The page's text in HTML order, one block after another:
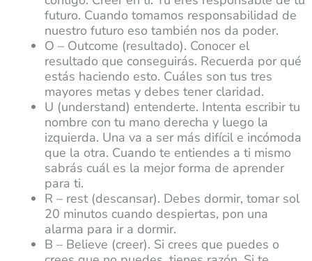
futuro. Cuando tomamos responsabilidad de
nuestro futuro eso también nos da poder.
O – Outcome (resultado). Conocer el
resultado que conseguirás. Recuerda por qué
estás haciendo esto. Cuáles son tus tres
mayores metas y debes tener claridad.
U (understand) entenderte. Intenta escribir tu
nombre con tu mano derecha y luego la
izquierda. Una va a ser más difícil e incómoda
que la otra. Cuando te entiendes a ti mismo
sabrás cuál es la mejor forma de aprender
para ti.
R – rest (descansar). Debes dormir, tomar sol
20 minutos cuando despiertas, pon una
alarma para ir a dormir.
B – Believe (creer). Si crees que puedes o